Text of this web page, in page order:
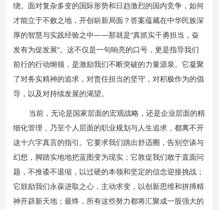
绕。面对复杂多变的国际形势和日趋激烈的国内竞争，如何
才能立于不败之地，开创崭新局面？答案蕴藏在中华民族深
厚的智慧与实践经验之中——那就是“真抓实干勇担当，奋
发有为促发展”。这不仅是一句响亮的口号，更是指导我们
前行的行动纲领，是激励我们不断突破的力量源泉。它凝聚
了对务实精神的追求，对责任担当的坚守，对积极作为的倡
导，以及对持续发展的渴望。
当前，无论是国家层面的宏观战略，还是企业层面的精
细化管理，乃至个人层面的职业规划与人生追求，都离不开
这十六字真言的指引。它要求我们跳出舒适圈，告别空谈与
幻想，脚踏实地地把蓝图变为现实；它敦促我们敢于直面问
题，不推诿不退缩，以过硬的本领和坚定的信念迎接挑战；
它鼓励我们永葆进取之心，主动求变，以创新思维和拼搏精
神开辟新天地；最终，所有这些努力都将汇聚成一股强大的